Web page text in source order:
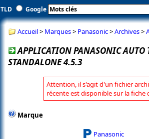
TLD Google
Accueil> Marques> Panasonic>Archives>
APPLICATION PANASONIC AUTO
STANDALONE 4.5.3
Attention, il s'agit d'un fichier
récente est disponible sur la fiche
Marque
Panasonic